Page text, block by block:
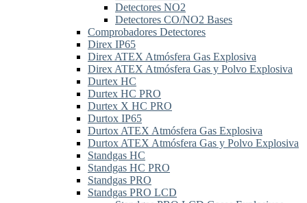
Detectores NO2
Detectores CO/NO2 Bases
Comprobadores Detectores
Direx IP65
Direx ATEX Atmósfera Gas Explosiva
Direx ATEX Atmósfera Gas y Polvo Explosiva
Durtex HC
Durtex HC PRO
Durtex X HC PRO
Durtox IP65
Durtox ATEX Atmósfera Gas Explosiva
Durtox ATEX Atmósfera Gas y Polvo Explosiva
Standgas HC
Standgas HC PRO
Standgas PRO
Standgas PRO LCD